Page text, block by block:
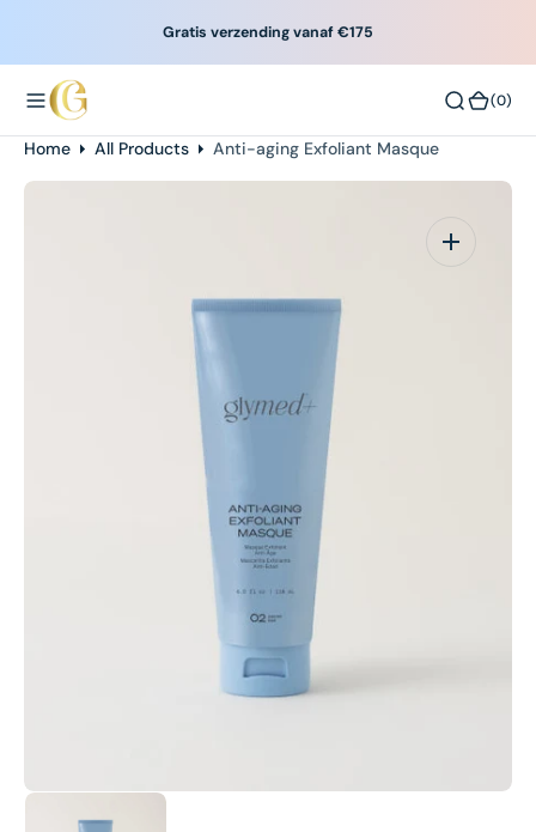
N
Gratis verzending vanaf €175
(0)
media
1
in
gallery
view
Home All Products Anti-aging Exfoliant Masque